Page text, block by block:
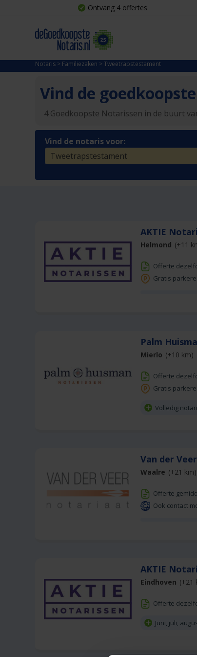
Ontvang 4 offertes
Notaris > Familiezaken >Tweetrapstestament
Vind de
4 Goedkoopste Notarissen in de buurt
Vind de notaris voor:
AKTIE
Helmond (+11
Offerte
Gratis
Palm
Mierlo (+10 km)
Offerte
Gratis
Volledig
Van der
Waalre (+21 km)
Offerte
Ook contact
AKTIE
Eindhoven (+21
Offerte
Juni, juli,